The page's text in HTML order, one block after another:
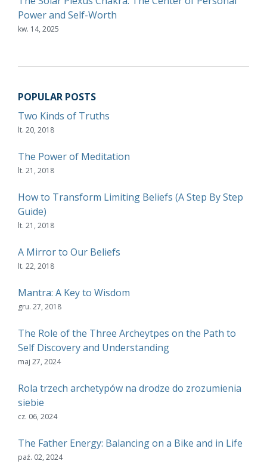
Power and Self-Worth
kw. 14, 2025
POPULAR POSTS
Two Kinds of Truths
lt. 20, 2018
The Power of Meditation
lt. 21, 2018
How to Transform Limiting Beliefs (A Step By Step
Guide)
lt. 21, 2018
A Mirror to Our Beliefs
lt. 22, 2018
Mantra: A Key to Wisdom
gru. 27, 2018
The Role of the Three Archeytpes on the Path to
Self Discovery and Understanding
maj 27, 2024
Rola trzech archetypów na drodze do zrozumienia
siebie
cz. 06, 2024
The Father Energy: Balancing on a Bike and in Life
paź. 02, 2024